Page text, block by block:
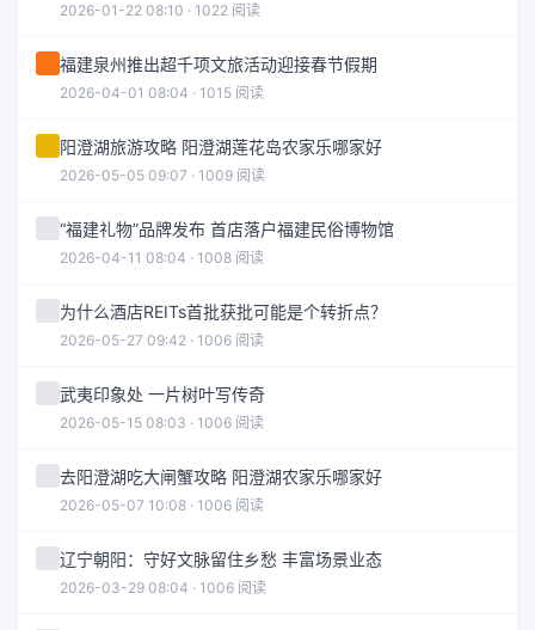
2026-01-22 08:10 · 1022 阅读
福建泉州推出超千项文旅活动迎接春节假期
2026-04-01 08:04 · 1015 阅读
阳澄湖旅游攻略 阳澄湖莲花岛农家乐哪家好
2026-05-05 09:07 · 1009 阅读
“福建礼物”品牌发布 首店落户福建民俗博物馆
2026-04-11 08:04 · 1008 阅读
为什么酒店REITs首批获批可能是个转折点？
2026-05-27 09:42 · 1006 阅读
武夷印象处 一片树叶写传奇
2026-05-15 08:03 · 1006 阅读
去阳澄湖吃大闸蟹攻略 阳澄湖农家乐哪家好
2026-05-07 10:08 · 1006 阅读
辽宁朝阳：守好文脉留住乡愁 丰富场景业态
2026-03-29 08:04 · 1006 阅读